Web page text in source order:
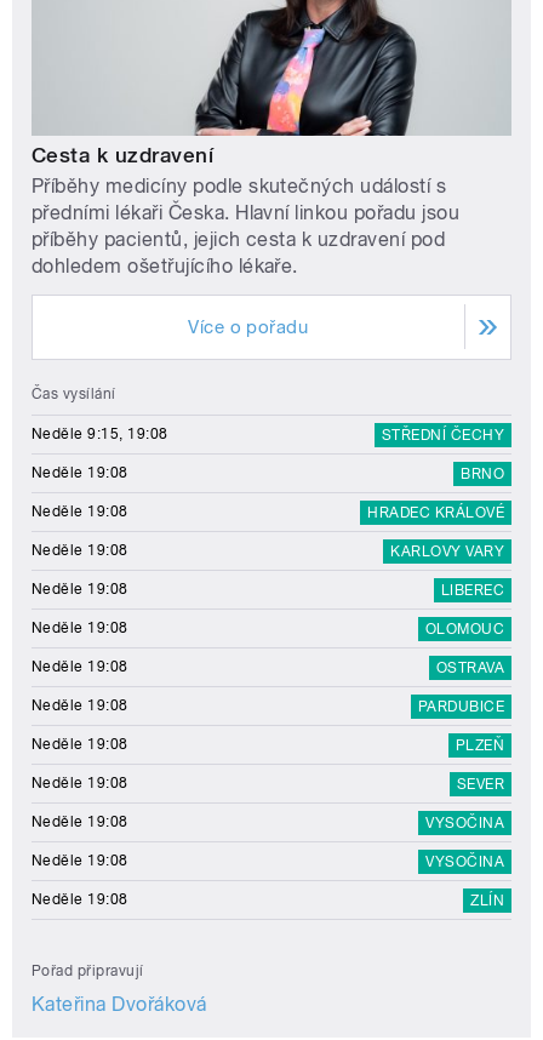
Cesta k uzdravení
Příběhy medicíny podle skutečných událostí s
předními lékaři Česka. Hlavní linkou pořadu jsou
příběhy pacientů, jejich cesta k uzdravení pod
dohledem ošetřujícího lékaře.
Více o pořadu
Čas vysílání
Neděle 9:15, 19:08 STŘEDNÍ ČECHY
Neděle 19:08 BRNO
Neděle 19:08 HRADEC KRÁLOVÉ
Neděle 19:08 KARLOVY VARY
Neděle 19:08 LIBEREC
Neděle 19:08 OLOMOUC
Neděle 19:08 OSTRAVA
Neděle 19:08 PARDUBICE
Neděle 19:08 PLZEŇ
Neděle 19:08 SEVER
Neděle 19:08 VYSOČINA
Neděle 19:08 VYSOČINA
Neděle 19:08 ZLÍN
Pořad připravují
Kateřina Dvořáková